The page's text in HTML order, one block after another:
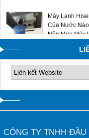
Máy Lạnh
Của Nước
Nên Mua Máy
CÔNG TY TNHH